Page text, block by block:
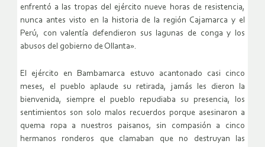
enfrentó a las tropas del ejército nueve horas de resistencia,
nunca antes visto en la historia de la región Cajamarca y el
Perú, con valentía defendieron sus lagunas de conga y los
abusos del gobierno de Ollanta».
El ejército en Bambamarca estuvo acantonado casi cinco
meses, el pueblo aplaude su retirada, jamás les dieron la
bienvenida, siempre el pueblo repudiaba su presencia, los
sentimientos son solo malos recuerdos porque asesinaron a
quema ropa a nuestros paisanos, sin compasión a cinco
hermanos ronderos que clamaban que no destruyan las